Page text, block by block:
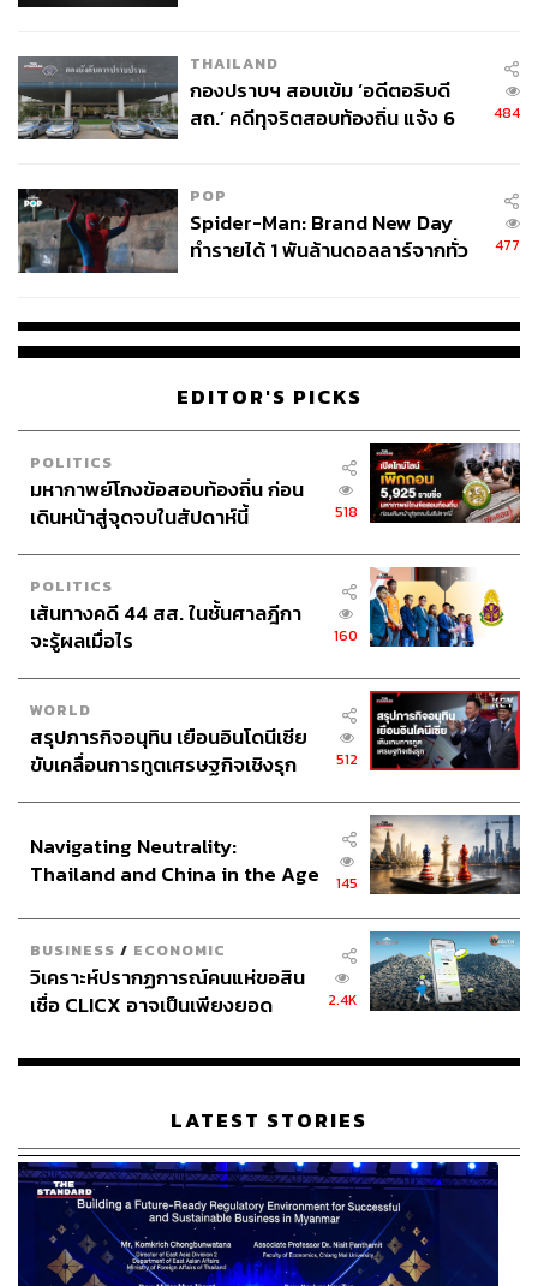
THAILAND
กองปราบฯ สอบเข้ม ‘อดีตอธิบดี
สถ.’ คดีทุจริตสอบท้องถิ่น แจ้ง 6
484
POP
Spider-Man: Brand New Day
ทำรายได้ 1 พันล้านดอลลาร์จากทั่ว
477
EDITOR'S PICKS
POLITICS
มหากาพย์โกงข้อสอบท้องถิ่น ก่อน
เดินหน้าสู่จุดจบในสัปดาห์นี้
518
POLITICS
เส้นทางคดี 44 สส. ในชั้นศาลฎีกา
จะรู้ผลเมื่อไร
160
WORLD
สรุปภารกิจอนุทิน เยือนอินโดนีเซีย
ขับเคลื่อนการทูตเศรษฐกิจเชิงรุก
512
Navigating Neutrality:
Thailand and China in the Age
145
BUSINESS / ECONOMIC
วิเคราะห์ปรากฏการณ์คนแห่ขอสิน
เชื่อ CLICX อาจเป็นเพียงยอด
เรือนไทยที่ถูกซุกไว้
2.4K
LATEST STORIES